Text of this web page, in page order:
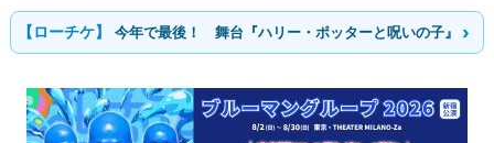
今年で最後！ 舞台『ハリー・ポッターと呪いの子』